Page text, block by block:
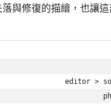
與修復的描繪，也讓
editor >